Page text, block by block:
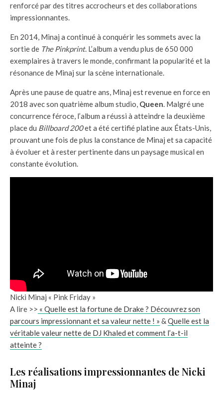
renforcé par des titres accrocheurs et des collaborations
impressionnantes.
En 2014, Minaj a continué à conquérir les sommets avec la
sortie de The Pinkprint. L’album a vendu plus de 650 000
exemplaires à travers le monde, confirmant la popularité et la
résonance de Minaj sur la scène internationale.
Après une pause de quatre ans, Minaj est revenue en force en
2018 avec son quatrième album studio, Queen . Malgré une
concurrence féroce, l’album a réussi à atteindre la deuxième
place du Billboard 200et a été certifié platine aux États-Unis,
prouvant une fois de plus la constance de Minaj et sa capacité
à évoluer et à rester pertinente dans un paysage musical en
constante évolution.
Nicki Minaj « Pink Friday »
A lire >> « Quelle est la fortune de Drake ? Découvrez son
parcours impressionnant et sa valeur nette ! » &Quelle est la
véritable valeur nette de DJ Khaled et comment l’a-t-il
atteinte ?
Les réalisations impressionnantes de Nicki
Minaj